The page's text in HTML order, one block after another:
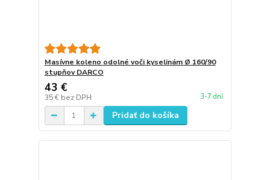
Masívne koleno odolné voči kyselinám Ø 160/90
stupňov DARCO
43 €
35 € bez DPH 3-7 dní
Pridať do košíka